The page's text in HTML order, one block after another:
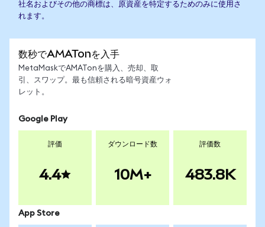
社名およびその他の商標は、原資産を特定するためのみに使用さ
れます。
数秒でAMATonを入手
MetaMaskでAMATonを購入、売却、取
引、スワップ。最も信頼される暗号資産ウォ
レット。
Google Play
評価
4.4
ダウンロード数
10M+
評価数
483.8K
App Store